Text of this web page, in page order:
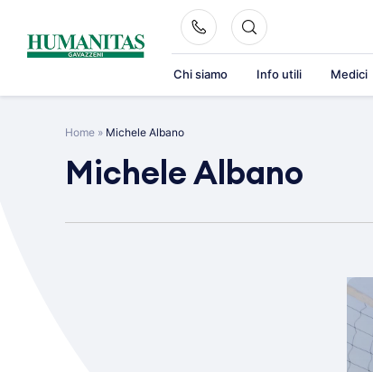
content
Chi siamo Info utili Medici
Home » Michele Albano
Michele Albano